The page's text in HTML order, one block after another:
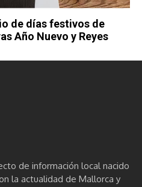
de días festivos de
Año Nuevo y Reyes
de información local nacido
la actualidad de Mallorca y